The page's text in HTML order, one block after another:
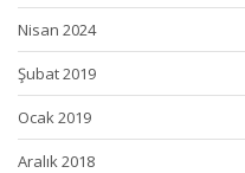
Nisan 2024
Şubat 2019
Ocak 2019
Aralık 2018